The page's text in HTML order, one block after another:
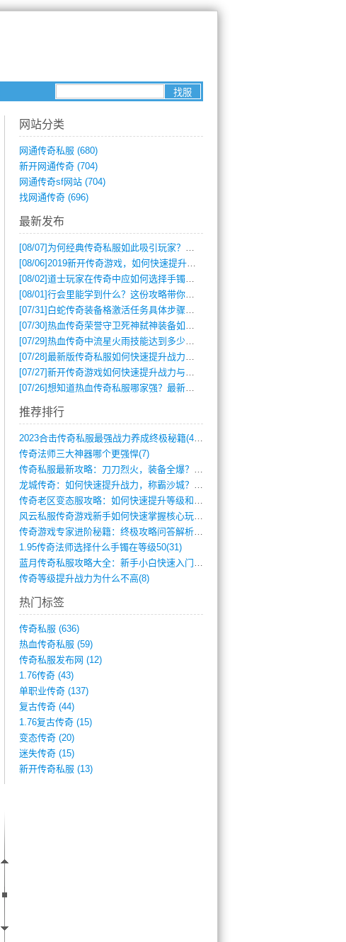
网站分类
网通传奇私服 (680)
新开网通传奇 (704)
网通传奇sf网站 (704)
找网通传奇 (696)
最新发布
[08/07] 为何经典传奇私服如此吸引玩家？深度攻略解析
[08/06]2019新开传奇游戏，如何快速提升角色等级？
[08/02]道士玩家在传奇中应如何选择手镯装备？
[08/01]行会里能学到什么？这份攻略带你全掌握
[07/31] 白蛇传奇装备格激活任务具体步骤是什么？如何完成？
[07/30]热血传奇荣誉守卫死神弑神装备如何获取与佩戴攻略？
[07/29]热血传奇中流星火雨技能达到多少级可以开始练装备？
[07/28]最新版传奇私服如何快速提升战力与获取稀有装备？
[07/27]新开传奇游戏如何快速提升战力与获取稀有装备？
[07/26]想知道热血传奇私服哪家强？最新排行榜攻略全解析
推荐排行
2023合击传奇私服最强战力养成终极秘籍(428)
传奇法师三大神器哪个更强悍(7)
传奇私服最新攻略：刀刀烈火，装备全爆？攻(813)
龙城传奇：如何快速提升战力，称霸沙城？(802)
传奇老区变态服攻略：如何快速提升等级和战(379)
风云私服传奇游戏新手如何快速掌握核心玩法(616)
传奇游戏专家进阶秘籍：终极攻略问答解析(848)
1.95传奇法师选择什么手镯在等级50(31)
蓝月传奇私服攻略大全：新手小白快速入门指(386)
传奇等级提升战力为什么不高(8)
热门标签
传奇私服 (636)
热血传奇私服 (59)
传奇私服发布网 (12)
1.76传奇 (43)
单职业传奇 (137)
复古传奇 (44)
1.76复古传奇 (15)
变态传奇 (20)
迷失传奇 (15)
新开传奇私服 (13)